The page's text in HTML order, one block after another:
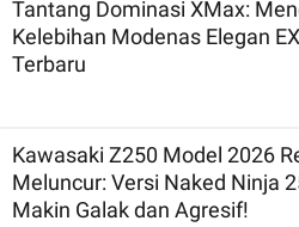
Tantang Dominasi XMax:
Kelebihan Modenas Elegan
Terbaru
Kawasaki Z250 Model 2026
Meluncur: Versi Naked Ninja
Makin Galak dan Agresif!